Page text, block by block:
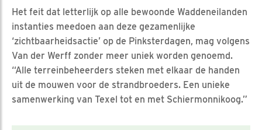
Het feit dat letterlijk op alle bewoonde Waddeneilanden
instanties meedoen aan deze gezamenlijke
‘zichtbaarheidsactie’ op de Pinksterdagen, mag volgens
Van der Werff zonder meer uniek worden genoemd.
“Alle terreinbeheerders steken met elkaar de handen
uit de mouwen voor de strandbroeders. Een unieke
samenwerking van Texel tot en met Schiermonnikoog.”